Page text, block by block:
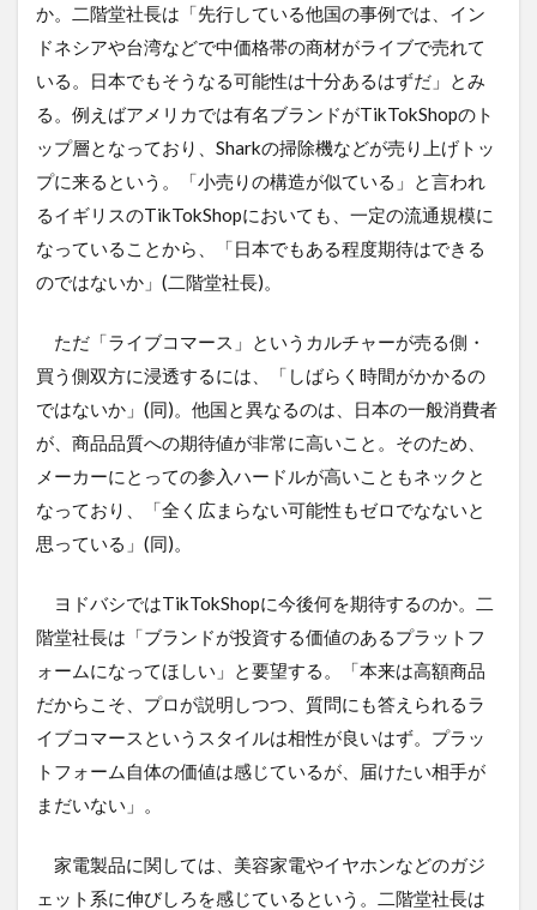
か。二階堂社長は「先行している他国の事例では、イン
ドネシアや台湾などで中価格帯の商材がライブで売れて
いる。日本でもそうなる可能性は十分あるはずだ」とみ
る。例えばアメリカでは有名ブランドがTikTokShopのト
ップ層となっており、Sharkの掃除機などが売り上げトッ
プに来るという。「小売りの構造が似ている」と言われ
るイギリスのTikTokShopにおいても、一定の流通規模に
なっていることから、「日本でもある程度期待はできる
のではないか」(二階堂社長)。
ただ「ライブコマース」というカルチャーが売る側・
買う側双方に浸透するには、「しばらく時間がかかるの
ではないか」(同)。他国と異なるのは、日本の一般消費者
が、商品品質への期待値が非常に高いこと。そのため、
メーカーにとっての参入ハードルが高いこともネックと
なっており、「全く広まらない可能性もゼロでなないと
思っている」(同)。
ヨドバシではTikTokShopに今後何を期待するのか。二
階堂社長は「ブランドが投資する価値のあるプラットフ
ォームになってほしい」と要望する。「本来は高額商品
だからこそ、プロが説明しつつ、質問にも答えられるラ
イブコマースというスタイルは相性が良いはず。プラッ
トフォーム自体の価値は感じているが、届けたい相手が
まだいない」。
家電製品に関しては、美容家電やイヤホンなどのガジ
ェット系に伸びしろを感じているという。二階堂社長は